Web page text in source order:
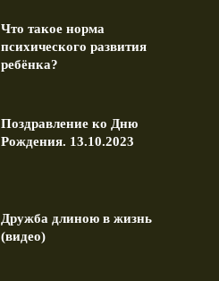
Что такое норма
психического развития
ребёнка?
Поздравление ко Дню
Рождения. 13.10.2023
Дружба длиною в жизнь
(видео)